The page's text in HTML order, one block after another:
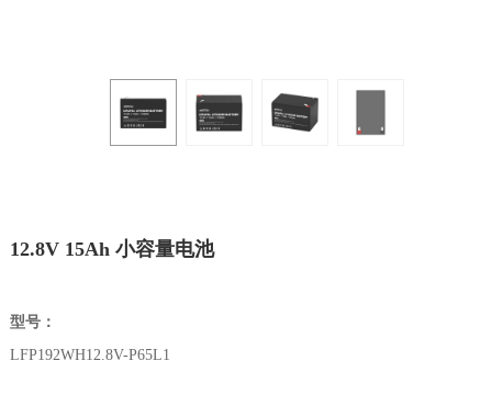
12.8V 15Ah 小容量电池
型号：
LFP192WH12.8V-P65L1